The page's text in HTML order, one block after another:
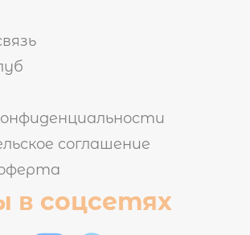
РОЛЛЫ
соглашение
в соцсетях